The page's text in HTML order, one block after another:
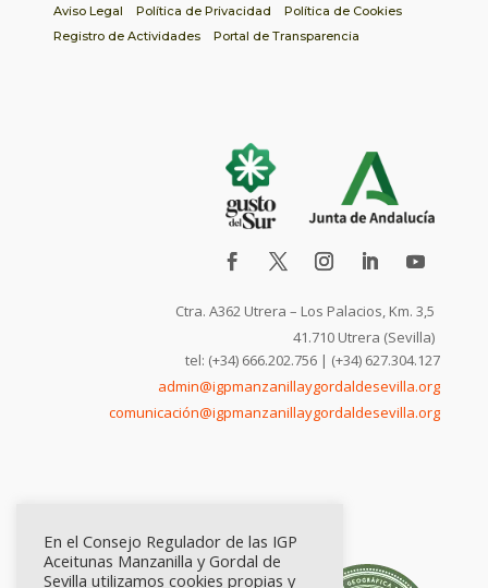
Aviso Legal Política de Privacidad
Política de Cookies
Registro de Actividades
Portal de Transparencia
Ctra. A362 Utrera – Los Palacios, Km. 3,5
41.710 Utrera (Sevilla)
tel: (+34) 666.202.756 | (+34) 627.304.127
admin@igpmanzanillaygordaldesevilla.org
comunicación@igpmanzanillaygordaldesevilla.org
En el Consejo Regulador de las IGP
Aceitunas Manzanilla y Gordal de
Sevilla utilizamos cookies propias y